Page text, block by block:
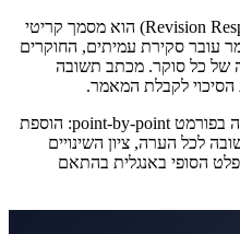
מכתב תשובה לסוקרים (Revision Response Letter) הוא מסמך קריטי
עובר סקירת עמיתים, החוקרים
של כל סוקר. מכתב תשובה
הסיכוי לקבלת המאמר.
הכלי מסייע לבנות מכתב תשובה מובנה בפורמט point-by-point: הוספת
לכל הערה, ציון השינויים
הסופי באנגלית בהתאם